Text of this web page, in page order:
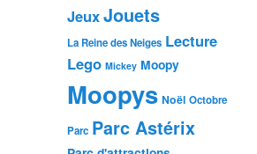
JeuxJouets
La Reine des Neiges Lecture
Lego Mickey Moopy
Moopys Noël Octobre
Parc Parc Astérix